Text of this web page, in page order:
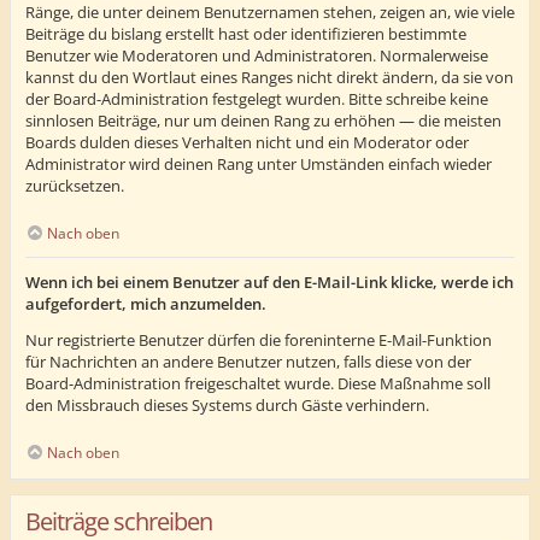
Ränge, die unter deinem Benutzernamen stehen, zeigen an, wie viele
Beiträge du bislang erstellt hast oder identifizieren bestimmte
Benutzer wie Moderatoren und Administratoren. Normalerweise
kannst du den Wortlaut eines Ranges nicht direkt ändern, da sie von
der Board-Administration festgelegt wurden. Bitte schreibe keine
sinnlosen Beiträge, nur um deinen Rang zu erhöhen — die meisten
Boards dulden dieses Verhalten nicht und ein Moderator oder
Administrator wird deinen Rang unter Umständen einfach wieder
zurücksetzen.
Nach oben
Wenn ich bei einem Benutzer auf den E-Mail-Link klicke, werde ich
aufgefordert, mich anzumelden.
Nur registrierte Benutzer dürfen die foreninterne E-Mail-Funktion
für Nachrichten an andere Benutzer nutzen, falls diese von der
Board-Administration freigeschaltet wurde. Diese Maßnahme soll
den Missbrauch dieses Systems durch Gäste verhindern.
Nach oben
Beiträge schreiben